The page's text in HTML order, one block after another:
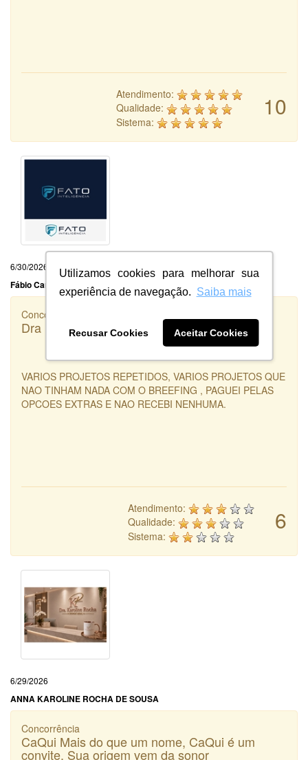
Utilizamos cookies para melhorar sua
experiência de navegação. Saiba mais
Recusar Cookies Aceitar Cookies
10
Atendimento:
Qualidade:
Sistema:
6/30/2026
Fábio Carvalho Siano
Concorrência
Dra Karoline Rocha
VARIOS PROJETOS REPETIDOS, VARIOS PROJETOS QUE
NAO TINHAM NADA COM O BREEFING , PAGUEI PELAS
OPCOES EXTRAS E NAO RECEBI NENHUMA.
6
Atendimento:
Qualidade:
Sistema:
6/29/2026
ANNA KAROLINE ROCHA DE SOUSA
Concorrência
CaQui Mais do que um nome, CaQui é um
convite. Sua origem vem da sonor